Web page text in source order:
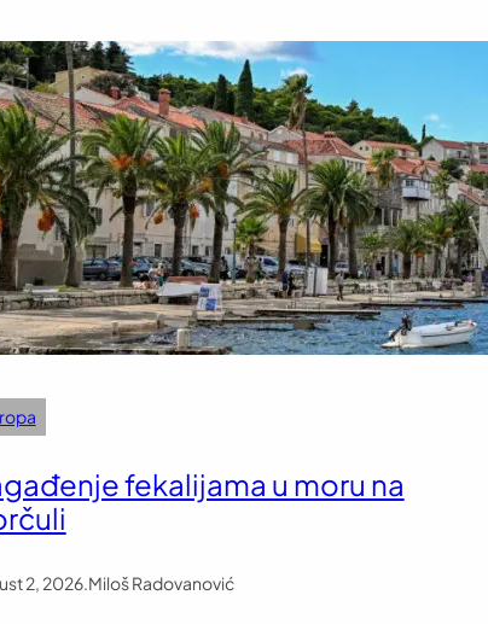
fekalijama u moru na
2, 2026. Miloš Radovanović